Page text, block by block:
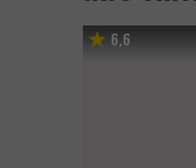
6,6